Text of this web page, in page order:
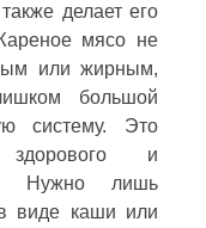
делает его
мясо не
или жирным,
большой
систему. Это
и
Нужно лишь
виде каши или